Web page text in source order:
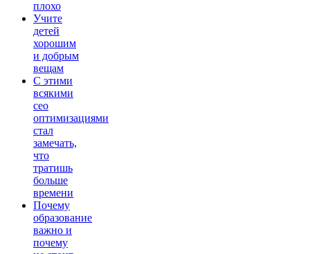
плохо
Учите
детей
хорошим
и добрым
вещам
С этими
всякими
сео
оптимизациями
стал
замечать,
что
тратишь
больше
времени
Почему
образование
важно и
почему